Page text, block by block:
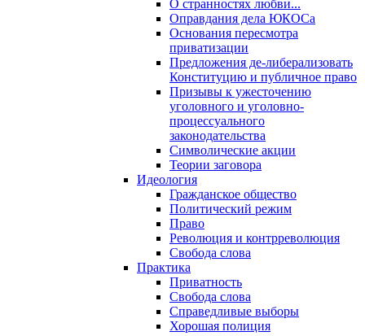
О странностях любви...
Оправдания дела ЮКОСа
Основания пересмотра
приватизации
Предложения де-либерализовать
Конституцию и публичное право
Призывы к ужесточению
уголовного и уголовно-
процессуального
законодательства
Символические акции
Теории заговора
Идеология
Гражданское общество
Политический режим
Право
Революция и контрреволюция
Свобода слова
Практика
Приватность
Свобода слова
Справедливые выборы
Хорошая полиция